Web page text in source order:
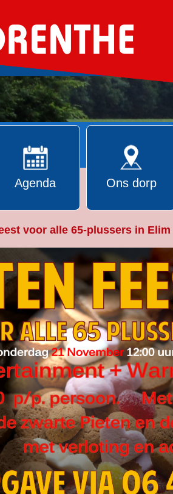
Agenda Ons dorp
voor alle 65-plussers in Elim